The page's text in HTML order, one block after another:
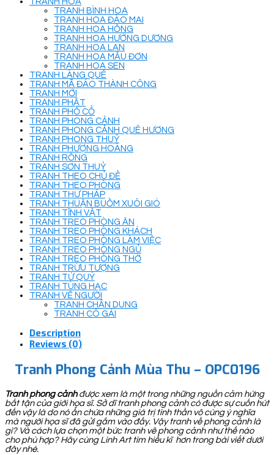
TRANH BÌNH HOA
TRANH HOA ĐÀO MAI
TRANH HOA HỒNG
TRANH HOA HƯỚNG DƯƠNG
TRANH HOA LAN
TRANH HOA MẪU ĐƠN
TRANH HOA SEN
TRANH LÀNG QUÊ
TRANH MÃ ĐÁO THÀNH CÔNG
TRANH MỚI
TRANH PHẬT
TRANH PHỐ CỔ
TRANH PHONG CẢNH
TRANH PHONG CẢNH QUÊ HƯƠNG
TRANH PHONG THUỶ
TRANH PHƯỢNG HOÀNG
TRANH RỒNG
TRANH SƠN THUỶ
TRANH THEO CHỦ ĐỀ
TRANH THEO PHÒNG
TRANH THƯ PHÁP
TRANH THUẬN BUỒM XUÔI GIÓ
TRANH TĨNH VẬT
TRANH TREO PHÒNG ĂN
TRANH TREO PHÒNG KHÁCH
TRANH TREO PHÒNG LÀM VIỆC
TRANH TREO PHÒNG NGỦ
TRANH TREO PHÒNG THỜ
TRANH TRỪU TƯỢNG
TRANH TỨ QUÝ
TRANH TÙNG HẠC
TRANH VẼ NGƯỜI
TRANH CHÂN DUNG
TRANH CÔ GÁI
Description
Reviews (0)
Tranh Phong Cảnh Mùa Thu – OPC0196
Tranh phong cảnhđược xem là một trong những nguồn cảm hứng
bất tận của giới họa sĩ. Sở dĩ tranh phong cảnh có được sự cuốn hút
đến vậy là do nó ẩn chứa những giá trị tinh thần vô cùng ý nghĩa
mà người họa sĩ đã gửi gắm vào đấy. Vậy tranh về phong cảnh là
gì? Và cách lựa chọn một bức tranh vẽ phong cảnh như thế nào
cho phù hợp? Hãy cùng Linh Art tìm hiểu kĩ hơn trong bài viết dưới
đây nhé.